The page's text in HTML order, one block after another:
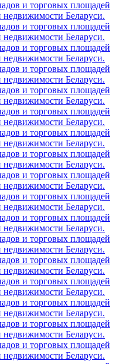
и торговых площадей
недвижимости Беларуси.
и торговых площадей
недвижимости Беларуси.
и торговых площадей
недвижимости Беларуси.
и торговых площадей
недвижимости Беларуси.
и торговых площадей
недвижимости Беларуси.
и торговых площадей
недвижимости Беларуси.
и торговых площадей
недвижимости Беларуси.
и торговых площадей
недвижимости Беларуси.
и торговых площадей
недвижимости Беларуси.
и торговых площадей
недвижимости Беларуси.
и торговых площадей
недвижимости Беларуси.
и торговых площадей
недвижимости Беларуси.
и торговых площадей
недвижимости Беларуси.
и торговых площадей
недвижимости Беларуси.
и торговых площадей
недвижимости Беларуси.
и торговых площадей
недвижимости Беларуси.
и торговых площадей
недвижимости Беларуси.